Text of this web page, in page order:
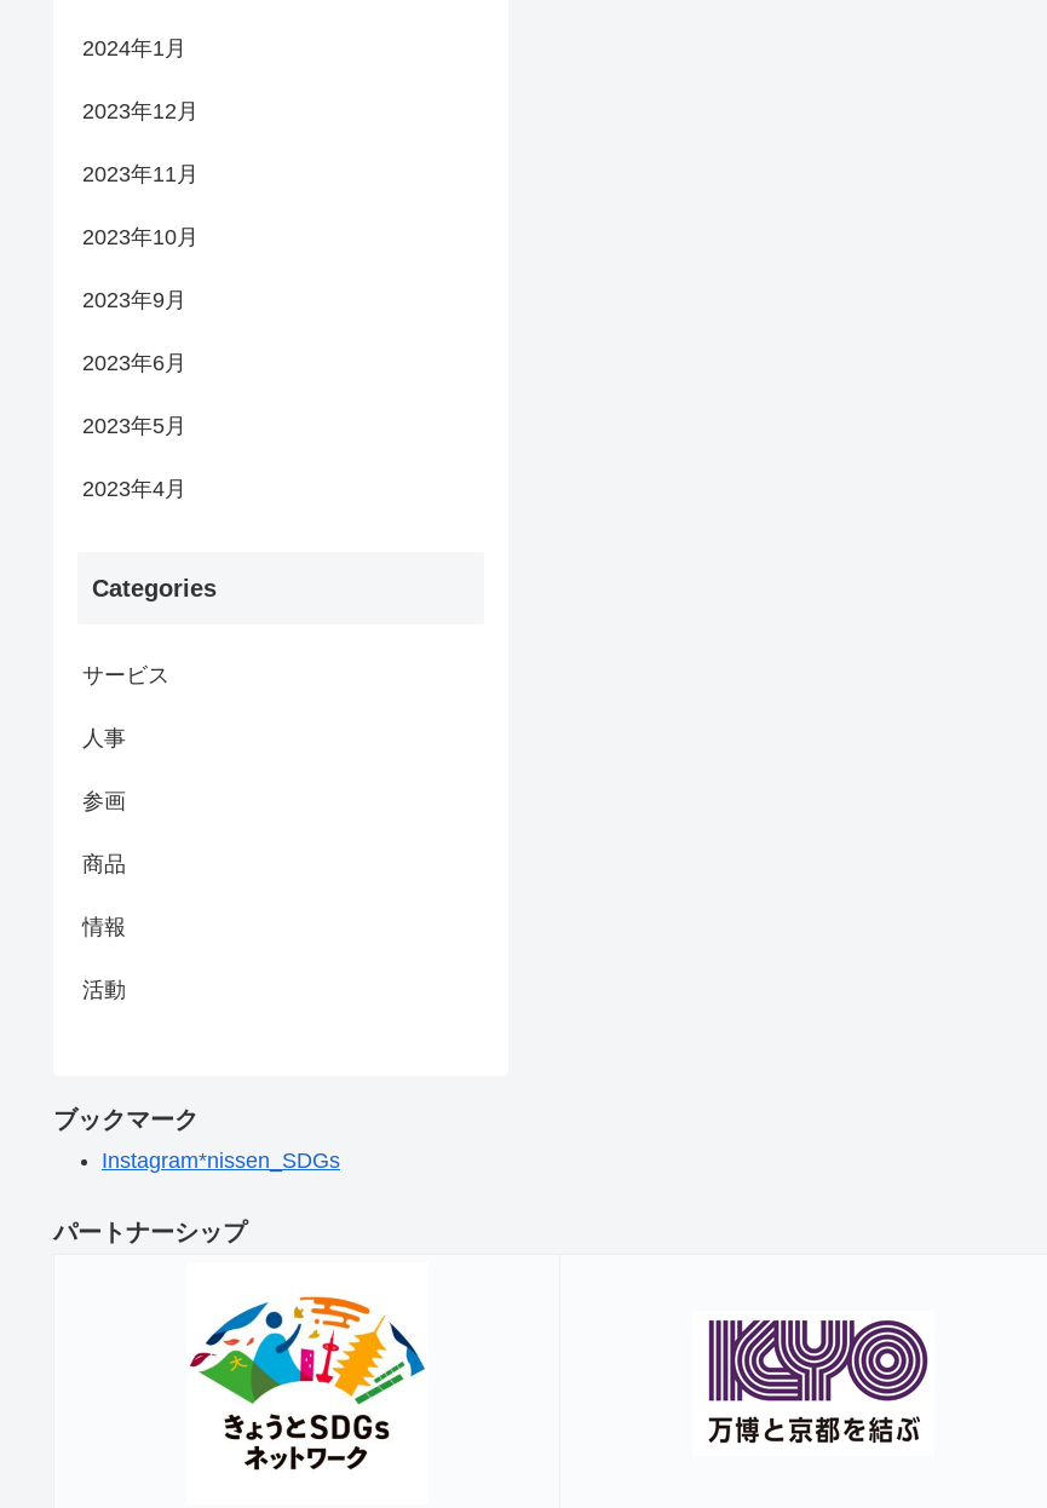
2024年1月
2023年12月
2023年11月
2023年10月
2023年9月
2023年6月
2023年5月
2023年4月
Categories
サービス
人事
参画
商品
情報
活動
ブックマーク
Instagram*nissen_SDGs
パートナーシップ